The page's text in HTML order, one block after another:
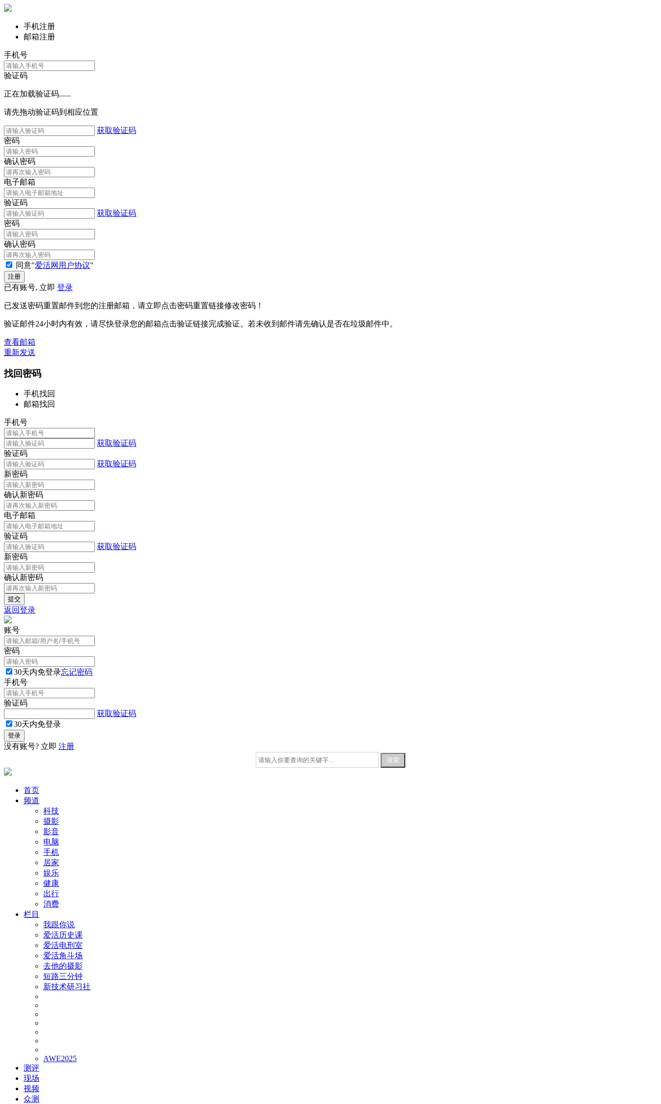
手机注册
邮箱注册
手机号
验证码
正在加载验证码......
请先拖动验证码到相应位置
获取验证码
密码
确认密码
电子邮箱
验证码
获取验证码
密码
确认密码
同意"爱活网用户协议"
已有账号, 立即 登录
已发送密码重置邮件到您的注册邮箱，请立即点击密码重置链接修改密码！
验证邮件24小时内有效，请尽快登录您的邮箱点击验证链接完成验证。若未收到邮件请先确认是否在垃圾邮件中。
查看邮箱
重新发送
找回密码
手机找回
邮箱找回
手机号
获取验证码
验证码
获取验证码
新密码
确认新密码
电子邮箱
验证码
获取验证码
新密码
确认新密码
返回登录
账号
密码
30天内免登录忘记密码
手机号
验证码
获取验证码
30天内免登录
没有账号? 立即 注册
首页
频道
科技
摄影
影音
电脑
手机
居家
娱乐
健康
出行
消费
栏目
我跟你说
爱活历史课
爱活电刑室
爱活角斗场
去他的摄影
短路三分钟
新技术研习社
AWE2025
测评
现场
视频
众测